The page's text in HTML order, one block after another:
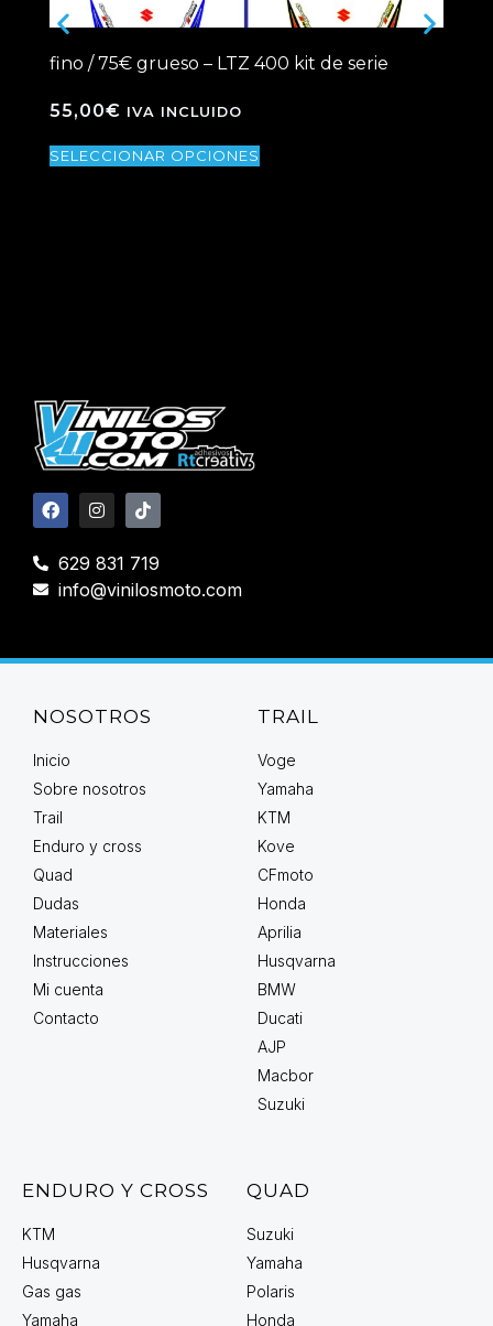
fino / 75€ grueso – LTZ 400 kit de serie
55,00€ IVA INCLUIDO
SELECCIONAR OPCIONES
629 831 719
info@vinilosmoto.com
NOSOTROS
Inicio
Sobre nosotros
Trail
Enduro y cross
Quad
Dudas
Materiales
Instrucciones
Mi cuenta
Contacto
TRAIL
Voge
Yamaha
KTM
Kove
CFmoto
Honda
Aprilia
Husqvarna
BMW
Ducati
AJP
Macbor
Suzuki
ENDURO Y CROSS
KTM
Husqvarna
Gas gas
Yamaha
QUAD
Suzuki
Yamaha
Polaris
Honda